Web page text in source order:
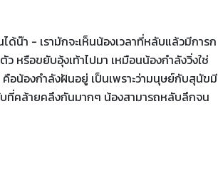
ด้น๊า - เรามักจะเห็นน้องเวลาที่หลับแล้วมีการก
ว หรือขยับอุ้งเท้าไปมา เหมือนน้องกำลังวิ่งใช่
อน้องกำลังฝันอยู่ เป็นเพราะว่ามนุษย์กับสุนัขมี
ที่คล้ายคลึงกันมากๆ น้องสามารถหลับลึกจน